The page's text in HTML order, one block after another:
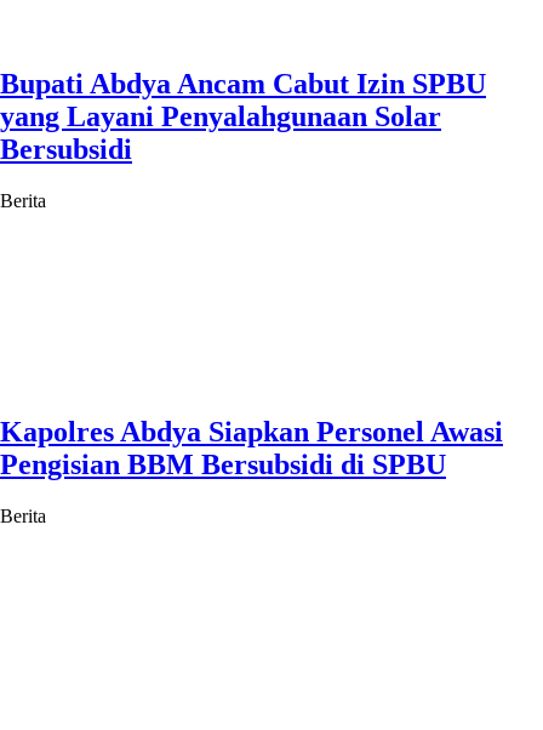
Bupati Abdya Ancam Cabut Izin SPBU
yang Layani Penyalahgunaan Solar
Bersubsidi
Berita
Kapolres Abdya Siapkan Personel Awasi
Pengisian BBM Bersubsidi di SPBU
Berita